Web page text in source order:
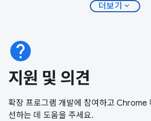
더보기 expand_more
help
지원 및 의견
확장 프로그램 개발에 참여하고 Chrome
선하는 데 도움을 주세요.